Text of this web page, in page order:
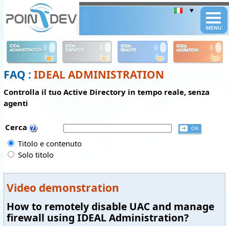
IDEAL
ADMINISTRATION
IDEAL
DISPATCH
IDEAL
REMOTE
IDEAL
MIGRATION
FAQ : IDEAL ADMINISTRATION
Controlla il tuo Active Directory in tempo reale, senza
agenti
Cerca
Titolo e contenuto
Solo titolo
Video demonstration
How to remotely disable UAC and manage
firewall using IDEAL Administration?
Panneau de gestion des cookies